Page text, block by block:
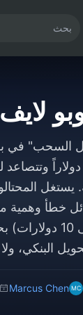
حماية عملاتك
Marcus Chen